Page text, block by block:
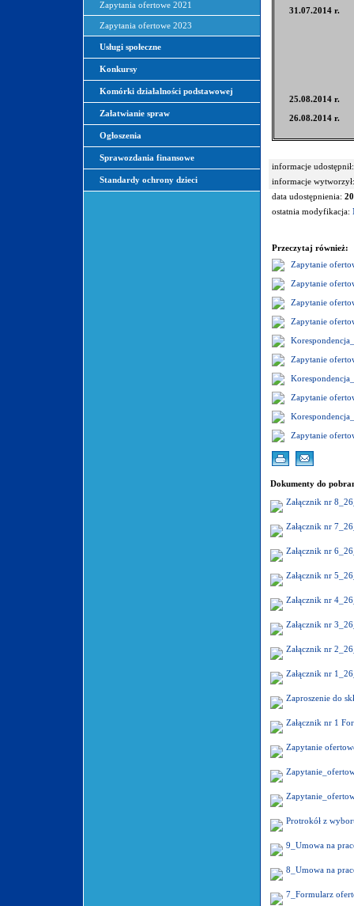
Zapytania ofertowe 2021
Zapytania ofertowe 2023
Usługi społeczne
Konkursy
Komórki działalności podstawowej
Załatwianie spraw
Ogłoszenia
Sprawozdania finansowe
Standardy ochrony dzieci
31.07.2014 r.
25.08.2014 r.
26.08.2014 r.
informacje udostępnił:
informacje wytworzył:
data udostępnienia:
ostatnia modyfikacja:
Przeczytaj również:
Zapytanie
Zapytanie
Zapytanie
Zapytanie
Zapytanie
Zapytanie
Zapytanie
Dokumenty do
Załącznik nr
Załącznik nr
Załącznik nr
Załącznik nr
Załącznik nr
Załącznik nr
Załącznik nr
Załącznik nr
Zaproszenie do
Załącznik nr 1
Zapytanie
Protrokół z
9_Umowa na
8_Umowa na
7_Formularz